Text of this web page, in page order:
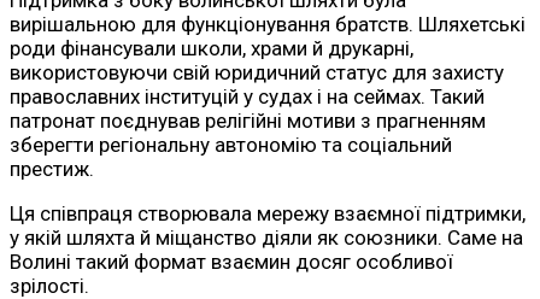
вирішальною для функціонування братств. Шляхетські
роди фінансували школи, храми й друкарні,
використовуючи свій юридичний статус для захисту
православних інституцій у судах і на сеймах. Такий
патронат поєднував релігійні мотиви з прагненням
зберегти регіональну автономію та соціальний
престиж.
Ця співпраця створювала мережу взаємної підтримки,
у якій шляхта й міщанство діяли як союзники. Саме на
Волині такий формат взаємин досяг особливої
зрілості.